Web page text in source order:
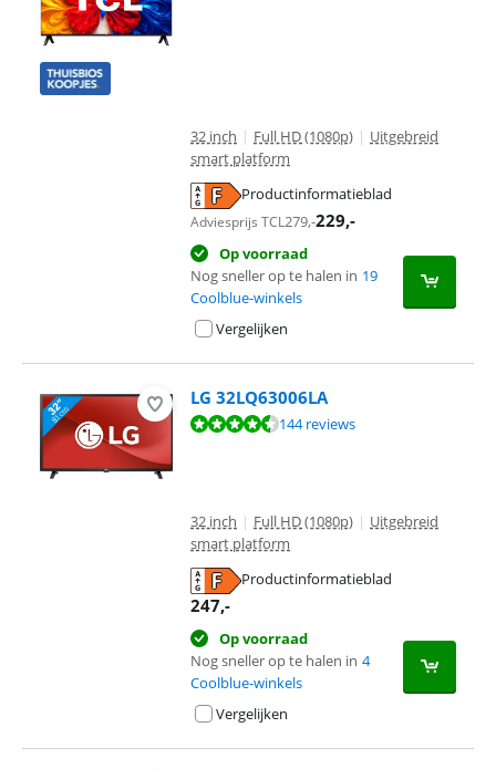
32 inch | Full HD (1080p) | Uitgebreid
smart platform
Productinformatieblad
Adviesprijs TCL279,-229,-
Op voorraad
Nog sneller op te halen in 19
Coolblue-winkels
Vergelijken
LG 32LQ63006LA
Beoordeling is 8,5 van de 10, gebaseerd op 144 reviews.
144 reviews
32 inch | Full HD (1080p) | Uitgebreid
smart platform
Productinformatieblad
247,-
Op voorraad
Nog sneller op te halen in 4
Coolblue-winkels
Vergelijken